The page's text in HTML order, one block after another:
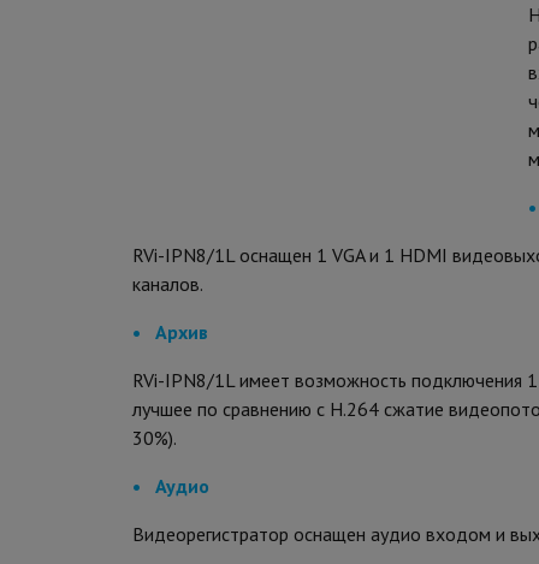
RVi-IPN8/1L оснащен 1 VGA и 1 HDMI
каналов.
• Архив
RVi-IPN8/1L имеет возможность подключения
лучшее по сравнению с H.264 сжатие
30%).
• Аудио
Видеорегистратор оснащен аудио входом и